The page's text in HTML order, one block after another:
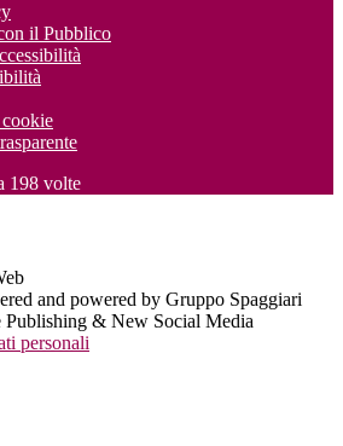
il Pubblico
cookie
198 volte
and powered by Gruppo Spaggiari
& New Social Media
personali